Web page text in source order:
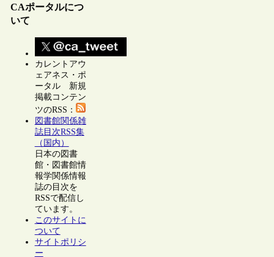
CAポータルにつ
いて
カレントアウ
ェアネス・ポ
ータル 新規
掲載コンテン
ツのRSS：
図書館関係雑
誌目次RSS集
（国内）
日本の図書
館・図書館情
報学関係情報
誌の目次を
RSSで配信し
ています。
このサイトに
ついて
サイトポリシ
ー